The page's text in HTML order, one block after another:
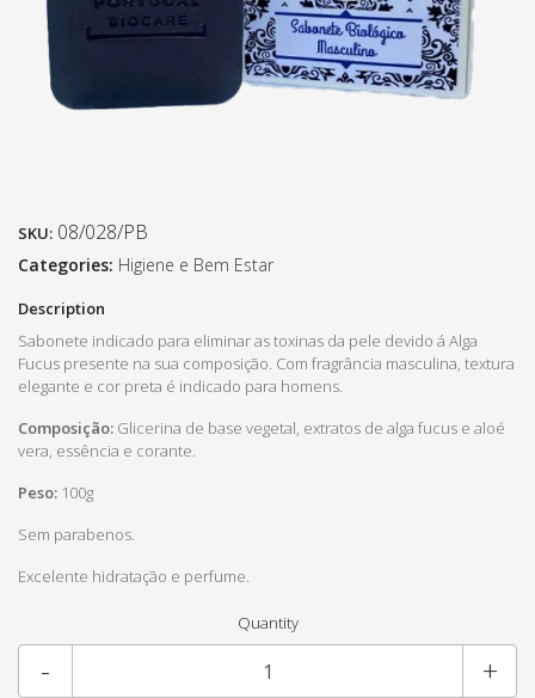
SKU: 08/028/PB
Categories: Higiene e Bem Estar
Description
Sabonete indicado para eliminar as toxinas da pele devido á Alga
Fucus presente na sua composição. Com fragrância masculina, textura
elegante e cor preta é indicado para homens.
Composição: Glicerina de base vegetal, extratos de alga fucus e aloé
vera, essência e corante.
Peso: 100g
Sem parabenos.
Excelente hidratação e perfume.
Quantity
+
-